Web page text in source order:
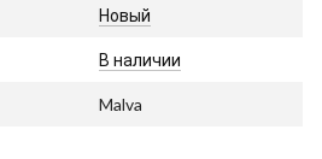
Новый
В наличии
Malva